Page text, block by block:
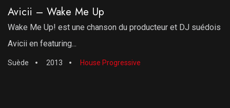
Avicii – Wake Me Up
Wake Me Up! est une chanson du producteur et DJ suédois
Avicii en featuring...
Suède 2013 House Progressive